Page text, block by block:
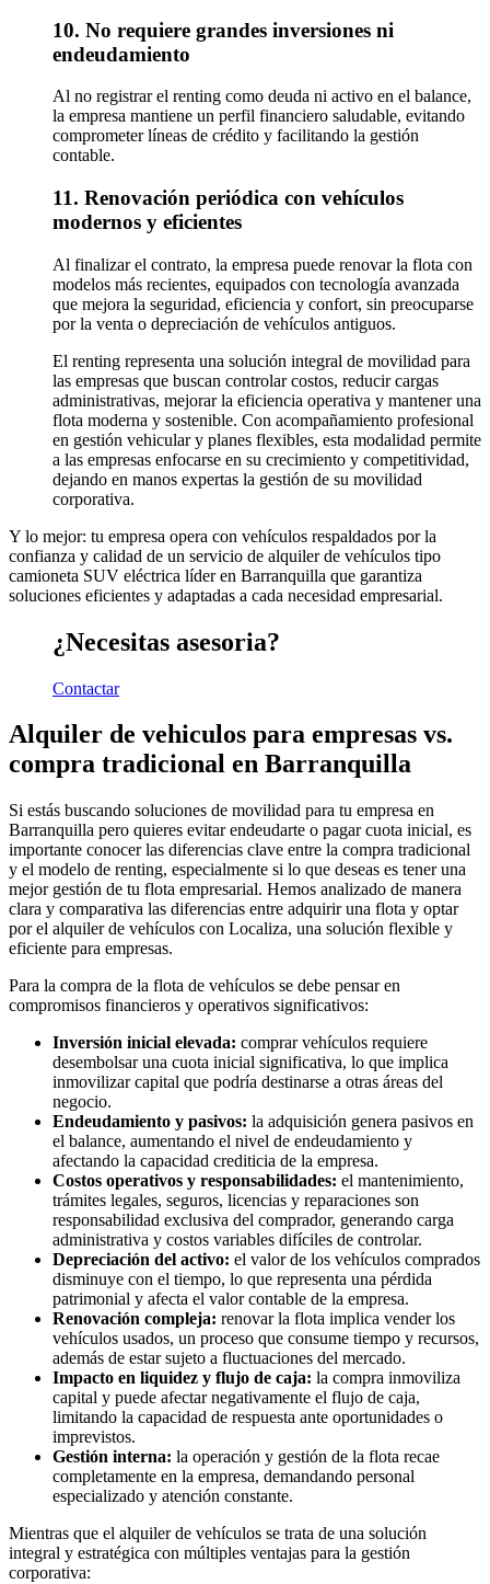
10. No requiere grandes inversiones ni
endeudamiento
Al no registrar el renting como deuda ni activo en el balance,
la empresa mantiene un perfil financiero saludable, evitando
comprometer líneas de crédito y facilitando la gestión
contable.
11. Renovación periódica con vehículos
modernos y eficientes
Al finalizar el contrato, la empresa puede renovar la flota con
modelos más recientes, equipados con tecnología avanzada
que mejora la seguridad, eficiencia y confort, sin preocuparse
por la venta o depreciación de vehículos antiguos.
El renting representa una solución integral de movilidad para
las empresas que buscan controlar costos, reducir cargas
administrativas, mejorar la eficiencia operativa y mantener una
flota moderna y sostenible. Con acompañamiento profesional
en gestión vehicular y planes flexibles, esta modalidad permite
a las empresas enfocarse en su crecimiento y competitividad,
dejando en manos expertas la gestión de su movilidad
corporativa.
Y lo mejor: tu empresa opera con vehículos respaldados por la
confianza y calidad de un servicio de alquiler de vehículos tipo
camioneta SUV eléctrica líder en Barranquilla que garantiza
soluciones eficientes y adaptadas a cada necesidad empresarial.
¿Necesitas asesoria?
Contactar
Alquiler de vehiculos para empresas vs.
compra tradicional en Barranquilla
Si estás buscando soluciones de movilidad para tu empresa en
Barranquilla pero quieres evitar endeudarte o pagar cuota inicial, es
importante conocer las diferencias clave entre la compra tradicional
y el modelo de renting, especialmente si lo que deseas es tener una
mejor gestión de tu flota empresarial. Hemos analizado de manera
clara y comparativa las diferencias entre adquirir una flota y optar
por el alquiler de vehículos con Localiza, una solución flexible y
eficiente para empresas.
Para la compra de la flota de vehículos se debe pensar en
compromisos financieros y operativos significativos:
Inversión inicial elevada: comprar vehículos requiere
desembolsar una cuota inicial significativa, lo que implica
inmovilizar capital que podría destinarse a otras áreas del
negocio.
Endeudamiento y pasivos: la adquisición genera pasivos en
el balance, aumentando el nivel de endeudamiento y
afectando la capacidad crediticia de la empresa.
Costos operativos y responsabilidades: el mantenimiento,
trámites legales, seguros, licencias y reparaciones son
responsabilidad exclusiva del comprador, generando carga
administrativa y costos variables difíciles de controlar.
Depreciación del activo: el valor de los vehículos comprados
disminuye con el tiempo, lo que representa una pérdida
patrimonial y afecta el valor contable de la empresa.
Renovación compleja: renovar la flota implica vender los
vehículos usados, un proceso que consume tiempo y recursos,
además de estar sujeto a fluctuaciones del mercado.
Impacto en liquidez y flujo de caja: la compra inmoviliza
capital y puede afectar negativamente el flujo de caja,
limitando la capacidad de respuesta ante oportunidades o
imprevistos.
Gestión interna: la operación y gestión de la flota recae
completamente en la empresa, demandando personal
especializado y atención constante.
Mientras que el alquiler de vehículos se trata de una solución
integral y estratégica con múltiples ventajas para la gestión
corporativa: